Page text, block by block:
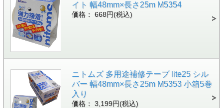
イト 幅48mm×長さ25m M5354
価格： 668円(税込)
ニトムズ 多用途補修テープ lite25 シル
バー 幅48mm×長さ25m M5353 小箱5巻
入り
価格： 3,199円(税込)